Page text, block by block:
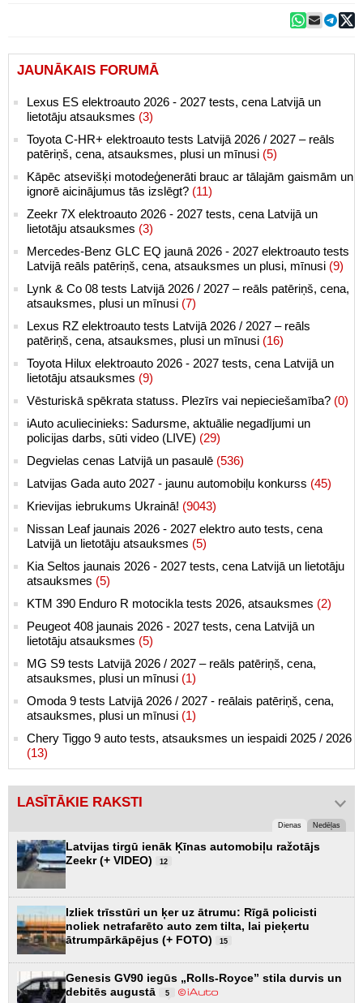
JAUNĀKAIS FORUMĀ
Lexus ES elektroauto 2026 - 2027 tests, cena Latvijā un
lietotāju atsauksmes (3)
Toyota C-HR+ elektroauto tests Latvijā 2026 / 2027 – reāls
patēriņš, cena, atsauksmes, plusi un mīnusi (5)
Kāpēc atsevišķi motodeģenerāti brauc ar tālajām gaismām un
ignorē aicinājumus tās izslēgt? (11)
Zeekr 7X elektroauto 2026 - 2027 tests, cena Latvijā un
lietotāju atsauksmes (3)
Mercedes-Benz GLC EQ jaunā 2026 - 2027 elektroauto tests
Latvijā reāls patēriņš, cena, atsauksmes un plusi, mīnusi (9)
Lynk & Co 08 tests Latvijā 2026 / 2027 – reāls patēriņš, cena,
atsauksmes, plusi un mīnusi (7)
Lexus RZ elektroauto tests Latvijā 2026 / 2027 – reāls
patēriņš, cena, atsauksmes, plusi un mīnusi (16)
Toyota Hilux elektroauto 2026 - 2027 tests, cena Latvijā un
lietotāju atsauksmes (9)
Vēsturiskā spēkrata statuss. Plezīrs vai nepieciešamība? (0)
iAuto aculiecinieks: Sadursme, aktuālie negadījumi un
policijas darbs, sūti video (LIVE) (29)
Degvielas cenas Latvijā un pasaulē (536)
Latvijas Gada auto 2027 - jaunu automobiļu konkurss (45)
Krievijas iebrukums Ukrainā! (9043)
Nissan Leaf jaunais 2026 - 2027 elektro auto tests, cena
Latvijā un lietotāju atsauksmes (5)
Kia Seltos jaunais 2026 - 2027 tests, cena Latvijā un lietotāju
atsauksmes (5)
KTM 390 Enduro R motocikla tests 2026, atsauksmes (2)
Peugeot 408 jaunais 2026 - 2027 tests, cena Latvijā un
lietotāju atsauksmes (5)
MG S9 tests Latvijā 2026 / 2027 – reāls patēriņš, cena,
atsauksmes, plusi un mīnusi (1)
Omoda 9 tests Latvijā 2026 / 2027 - reālais patēriņš, cena,
atsauksmes, plusi un mīnusi (1)
Chery Tiggo 9 auto tests, atsauksmes un iespaidi 2025 / 2026
(13)
LASĪTĀKIE RAKSTI
Dienas Nedēļas
Latvijas tirgū ienāk Ķīnas automobiļu ražotājs
Zeekr (+ VIDEO)
12
Izliek trīsstūri un ķer uz ātrumu: Rīgā policisti
noliek netrafarēto auto zem tilta, lai pieķertu
ātrumpārkāpējus (+ FOTO)
15
Genesis GV90 iegūs „Rolls-Royce” stila durvis un
debitēs augustā
5